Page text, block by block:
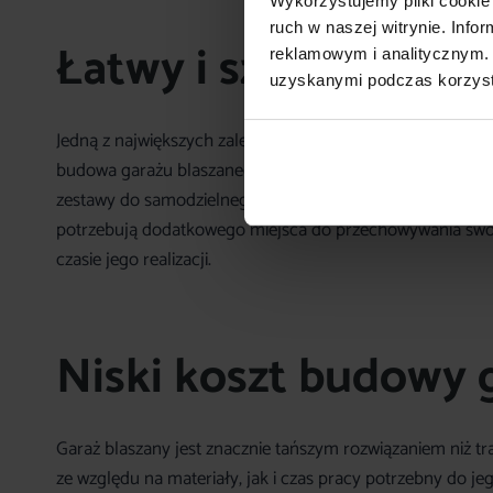
ruch w naszej witrynie.
reklamowym i
uzyskanymi podczas
Łatwy i szybki
Jedną z największych zalet garaży blaszanych jest ich
budowa garażu blaszanego zajmuje znacznie mniej
zestawy do samodzielnego złożenia, co dodatkowo
potrzebują dodatkowego miejsca do przechowywania
czasie jego realizacji.
Niski koszt budowy
Garaż blaszany jest znacznie tańszym rozwiązaniem niż
ze względu na materiały, jak i czas pracy potrzebny do